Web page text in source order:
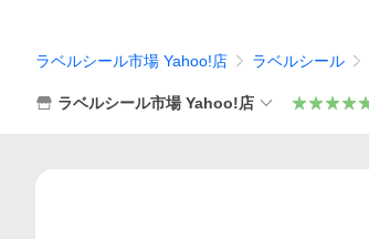
ラベルシール市場 Yahoo!店 ラベルシール
ラベルシール市場 Yahoo!店